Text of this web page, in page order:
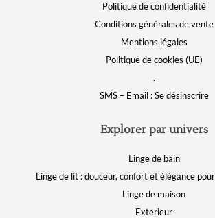
Politique de confidentialité
Conditions générales de vente
Mentions légales
Politique de cookies (UE)
.
SMS – Email : Se désinscrire
Explorer par univers
Linge de bain
Linge de lit : douceur, confort et élégance
Linge de maison
Exterieur